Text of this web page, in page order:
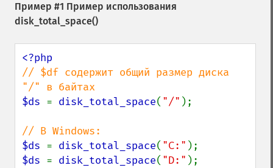
Пример #1 Пример использования
disk_total_space()
// $df содержит общий размер диска
$ds = disk_total_space( "/" );
$ds = disk_total_space( "C:"
$ds = disk_total_space( "D:"